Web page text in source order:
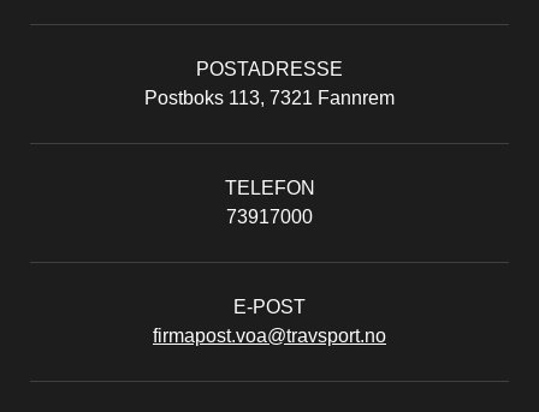
POSTADRESSE
Postboks 113, 7321 Fannrem
TELEFON
73917000
E-POST
firmapost.voa@travsport.no